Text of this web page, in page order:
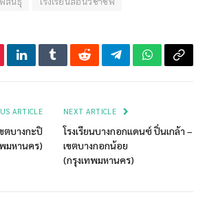
LinkedInTumblrRedditTelegramWhatsApp
Copy
ARTICLE
ตบางกะปิ
มหานคร)
NEXT ARTICLE
โรงเรียนบางกอกแดนซ์ ปิ่นเกล้า –
เขตบางกอกน้อย
(กรุงเทพมหานคร)